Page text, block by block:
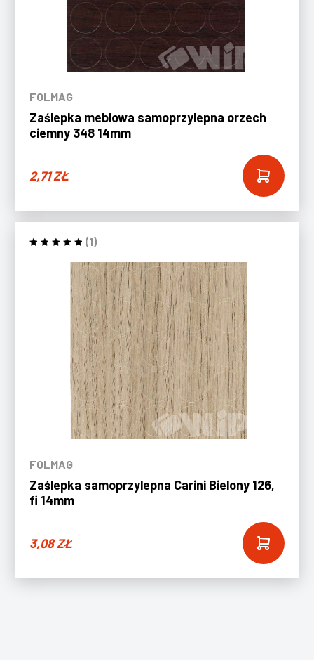
FOLMAG
Zaślepka meblowa samoprzylepna orzech
ciemny 348 14mm
2,71ZŁ
(1)
FOLMAG
Zaślepka samoprzylepna Carini Bielony 126,
fi 14mm
3,08ZŁ